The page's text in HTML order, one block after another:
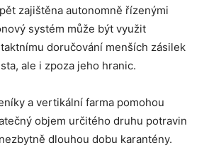
zajištěna autonomně řízenými
systém může být využit
doručování menších zásilek
ale i zpoza jeho hranic.
a vertikální farma pomohou
objem určitého druhu potravin
dlouhou dobu karantény.